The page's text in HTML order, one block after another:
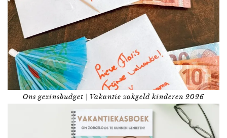
Ons gezinsbudget | Vakantie zakgeld kinderen 2026